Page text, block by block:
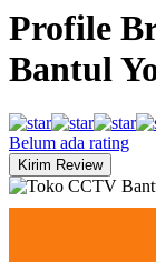
Profile
Bantul
Belum ada rating